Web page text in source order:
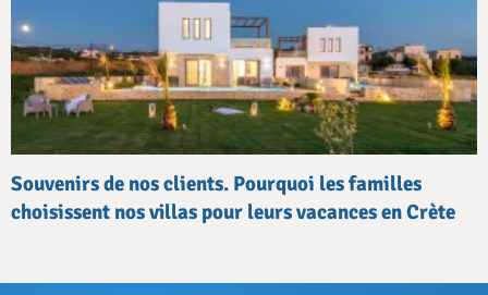
Souvenirs de nos clients. Pourquoi les familles
choisissent nos villas pour leurs vacances en Crète